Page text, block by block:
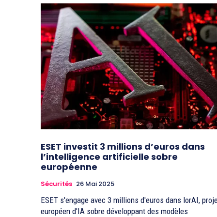
ESET investit 3 millions d’euros dans
l’intelligence artificielle sobre
européenne
Sécurités 26 Mai 2025
ESET s'engage avec 3 millions d'euros dans lorAI,
européen d'IA sobre développant des modèles